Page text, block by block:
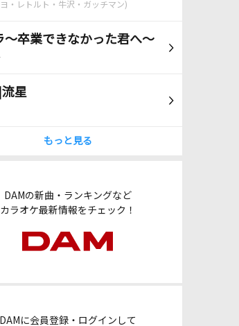
・レトルト・牛沢・ガッチマン)
～卒業できなかった君へ～
星
もっと見る
DAMの新曲・ランキングなど
カラオケ最新情報をチェック！
DAMに会員登録・ログインして